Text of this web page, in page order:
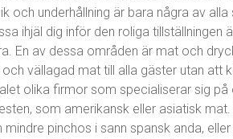
och underhållning är bara några av
ihjäl dig inför den roliga
En av dessa områden är mat och
vällagad mat till alla gäster utan att
olika firmor som specialiserar sig
som amerikansk eller asiatisk
mindre pinchos i sann spansk anda,